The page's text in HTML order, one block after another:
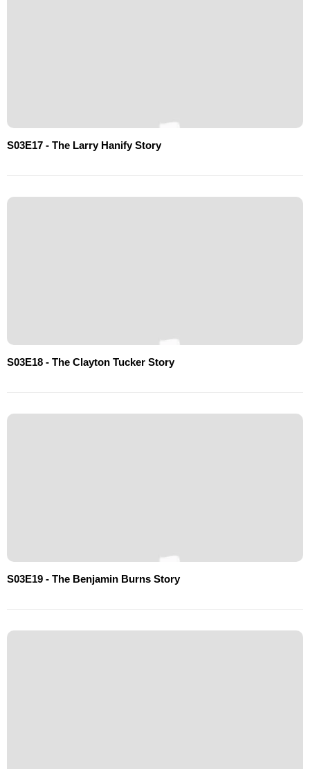
S03E17 - The Larry Hanify Story
S03E18 - The Clayton Tucker Story
S03E19 - The Benjamin Burns Story